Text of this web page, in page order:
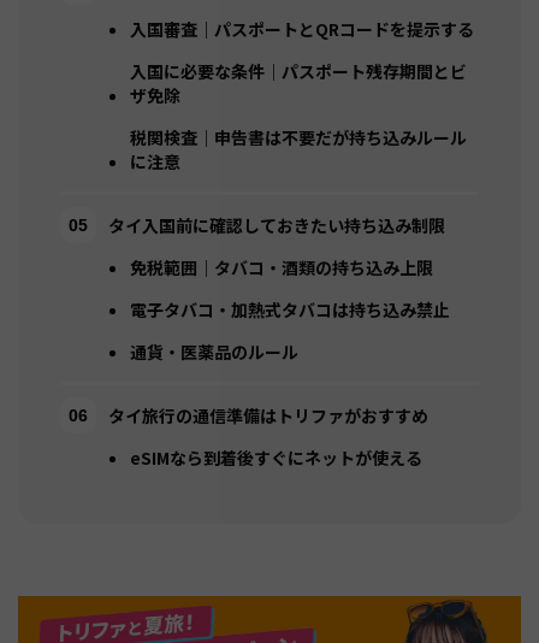
入国審査｜パスポートとQRコードを提示する
入国に必要な条件｜パスポート残存期間とビ
ザ免除
税関検査｜申告書は不要だが持ち込みルール
に注意
タイ入国前に確認しておきたい持ち込み制限
免税範囲｜タバコ・酒類の持ち込み上限
電子タバコ・加熱式タバコは持ち込み禁止
通貨・医薬品のルール
タイ旅行の通信準備はトリファがおすすめ
eSIMなら到着後すぐにネットが使える